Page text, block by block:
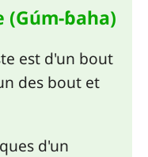
ɓaha)
est d'un bout
des bout et
d'un